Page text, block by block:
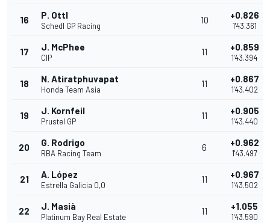
16 P. Ottl
Schedl GP Racing
10 +0.826
1'43.361
17 J. McPhee
CIP
11 +0.859
1'43.394
18 N. Atiratphuvapat
Honda Team Asia
11 +0.867
1'43.402
19 J. Kornfeil
Prustel GP
11 +0.905
1'43.440
20 G. Rodrigo
RBA Racing Team
6 +0.962
1'43.497
21 A. López
Estrella Galicia 0,0
11 +0.967
1'43.502
22 J. Masià
Platinum Bay Real Estate
11 +1.055
1'43.590